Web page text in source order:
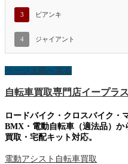
3 ビアンキ
4 ジャイアント
ページ上部へ戻る
自転車買取専門店イープラス
ロードバイク・クロスバイク・
BMX・電動自転車（適法品）
買取・宅配キット対応。
電動アシスト自転車買取